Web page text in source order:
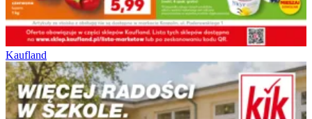
Kaufland